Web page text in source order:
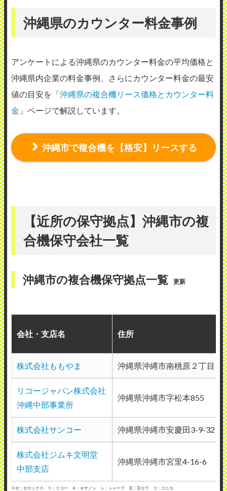
沖縄県のカウンター料金事例
アンケートによる沖縄県のカウンター料金の平均価格と
沖縄県内企業の料金事例、さらにカウンター料金の最安
値の目安を「沖縄県の複合機リース価格とカウンター料
金 」ページで解説しています。
沖縄市で複合機を【格安】リースする
【近所の保守拠点】沖縄市の複
合機保守会社一覧
沖縄市の複合機保守拠点一覧 更新
会社・支店名 住所
株式会社ももやま 沖縄県沖縄市南桃原２丁目１
リコージャパン株式会社
沖縄中部事業所
沖縄県沖縄市字松本855
株式会社サンコー 沖縄県沖縄市安慶田3-9-32
株式会社ジムキ文明堂
中部支店
沖縄県沖縄市宮里4-16-6
※ゼ：ゼロックス、リ：リコー キ：キヤノン シ：シャープ 京：京セラ コ：コニカ